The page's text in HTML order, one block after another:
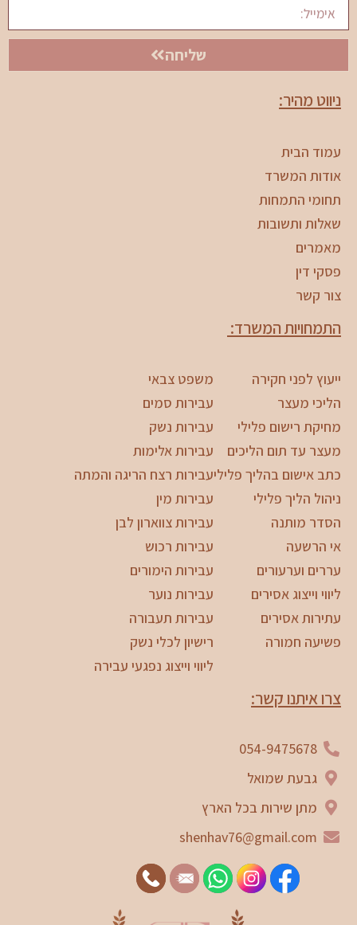
שליחה
ניווט מהיר:
עמוד הבית
אודות המשרד
תחומי התמחות
שאלות ותשובות
מאמרים
פסקי דין
צור קשר
התמחויות המשרד:
ייעוץ לפני חקירה
הליכי מעצר
מחיקת רישום פלילי
מעצר עד תום הליכים
כתב אישום בהליך פלילי
ניהול הליך פלילי
הסדר מותנה
אי הרשעה
עררים וערעורים
ליווי וייצוג אסירים
עתירות אסירים
פשיעה חמורה
משפט צבאי
עבירות סמים
עבירות נשק
עבירות אלימות
עבירות רצח הריגה והמתה
עבירות מין
עבירות צווארון לבן
עבירות רכוש
עבירות הימורים
עבירות נוער
עבירות תעבורה
רישיון לכלי נשק
ליווי וייצוג נפגעי עבירה
צרו איתנו קשר:
054-9475678
גבעת שמואל
מתן שירות בכל הארץ
shenhav76@gmail.com